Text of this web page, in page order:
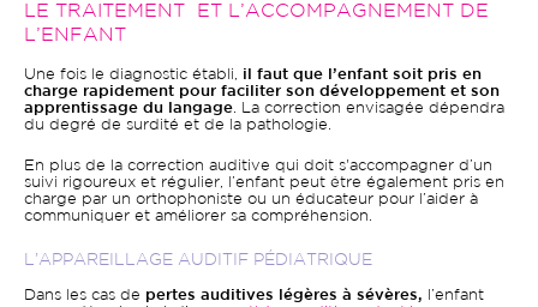
LE TRAITEMENT ET L’ACCOMPAGNEMENT DE
L’ENFANT
Une fois le diagnostic établi, il faut que l’enfant soit pris en
charge rapidement pour faciliter son développement et son
apprentissage du langage . La correction envisagée dépendra
du degré de surdité et de la pathologie.
En plus de la correction auditive qui doit s'accompagner d’un
suivi rigoureux et régulier, l’enfant peut être également pris en
charge par un orthophoniste ou un éducateur pour l’aider à
communiquer et améliorer sa compréhension.
L’APPAREILLAGE AUDITIF PÉDIATRIQUE
Dans les cas de pertes auditives légères à sévères, l’enfant